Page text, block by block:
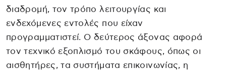
διαδρομή, τον τρόπο λειτουργίας και
ενδεχόμενες εντολές που είχαν
προγραμματιστεί. Ο δεύτερος άξονας αφορά
τον τεχνικό εξοπλισμό του σκάφους, όπως οι
αισθητήρες, τα συστήματα επικοινωνίας, η